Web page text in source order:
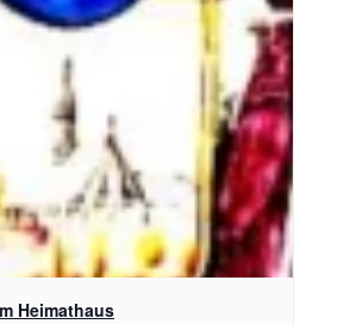
Heimathaus